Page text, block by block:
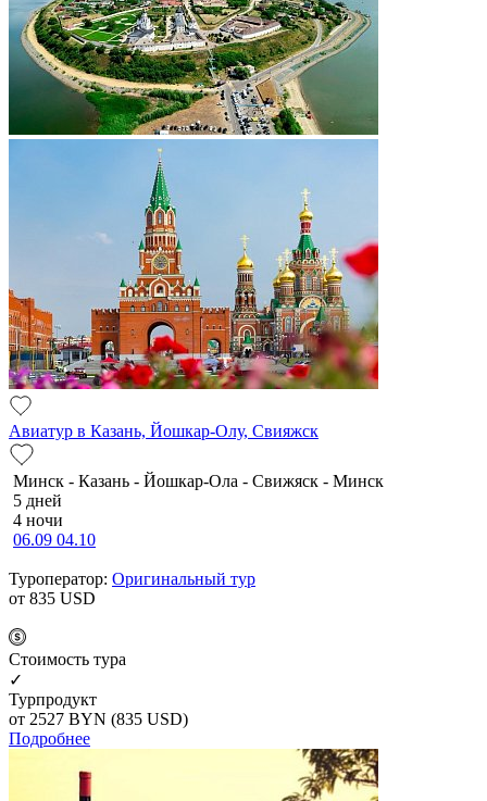
Авиатур в Казань, Йошкар-Олу, Свияжск
Минск - Казань - Йошкар-Ола - Свижяск - Минск
5 дней
4 ночи
06.09 04.10
Туроператор: Оригинальный тур
от 835 USD
Cтоимость тура
✓
Турпродукт
от 2527 BYN (835 USD)
Подробнее